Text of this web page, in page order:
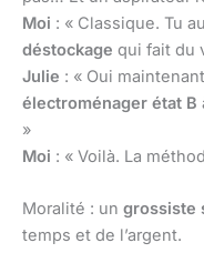
Moi : « Classique. Tu
déstockage qui fait du
Julie : « Oui
électroménager état B
»
Moi : « Voilà. La
Moralité : un grossiste
temps et de l’argent.